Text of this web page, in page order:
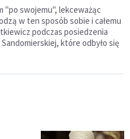
"po swojemu", lekceważąc
w ten sposób sobie i całemu
podczas posiedzenia
które odbyło się